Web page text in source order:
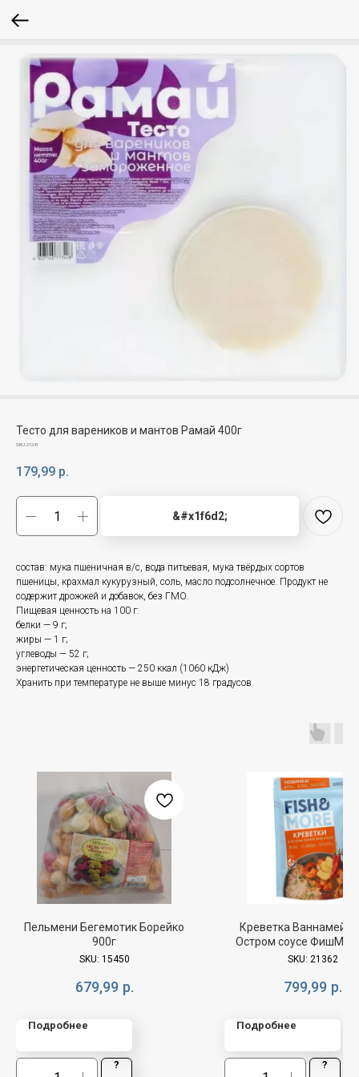
Тесто для вареников и мантов Рамай 400г
SKU:21241
179,99 р.
&#x1f6d2;
состав: мука пшеничная в/с, вода питьевая, мука твёрдых сортов
пшеницы, крахмал кукурузный, соль, масло подсолнечное. Продукт не
содержит дрожжей и добавок, без ГМО.
Пищевая ценность на 100 г:
белки — 9 г;
жиры — 1 г;
углеводы — 52 г;
энергетическая ценность — 250 ккал (1060 кДж)
Хранить при температуре не выше минус 18 градусов
Пельмени Бегемотик Борейко
900г
SKU: 15450
679,99 р.
Подробнее
?
Креветка Ваннамей
Остром соусе
SKU: 21362
799,99 р.
Подробнее
?